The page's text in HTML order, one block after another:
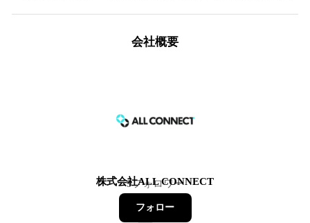
会社概要
株式会社ALL CONNECT
9フォロワー
フォロー